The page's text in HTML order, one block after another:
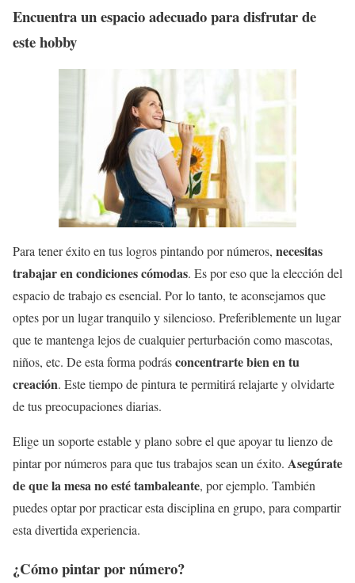
Encuentra un espacio adecuado para disfrutar de
este hobby
Para tener éxito en tus logros pintando por números, necesitas
trabajar en condiciones cómodas. Es por eso que la elección del
espacio de trabajo es esencial. Por lo tanto, te aconsejamos que
optes por un lugar tranquilo y silencioso. Preferiblemente un lugar
que te mantenga lejos de cualquier perturbación como mascotas,
niños, etc. De esta forma podrásconcentrarte bien en tu
creación. Este tiempo de pintura te permitirá relajarte y olvidarte
de tus preocupaciones diarias.
Elige un soporte estable y plano sobre el que apoyar tu lienzo de
pintar por números para que tus trabajos sean un éxito. Asegúrate
de que la mesa no esté tambaleante, por ejemplo. También
puedes optar por practicar esta disciplina en grupo, para compartir
esta divertida experiencia.
¿Cómo pintar por número?